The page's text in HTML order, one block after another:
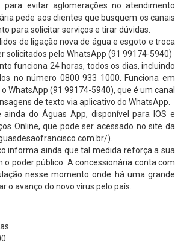
para evitar aglomerações no atendimento
pede aos clientes que busquem os canais
para solicitar serviços e tirar dúvidas.
de ligação nova de água e esgoto e troca
solicitados pelo WhatsApp (91 99174-5940)
funciona 24 horas, todos os dias, incluindo
no número 0800 933 1000. Funciona em
WhatsApp (91 99174-5940), que é um canal
de texto via aplicativo do WhatsApp.
ainda do Águas App, disponível para IOS e
Online, que pode ser acessado no site da
).
informa ainda que tal medida reforça a sua
poder público. A concessionária conta com
nesse momento onde há uma grande
o avanço do novo vírus pelo país.